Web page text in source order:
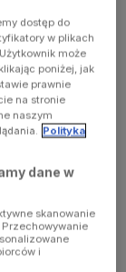
dostęp do
w plikach
może
poniżej, jak
prawnie
na stronie
naszym
Polityka
dane w
skanowanie
i